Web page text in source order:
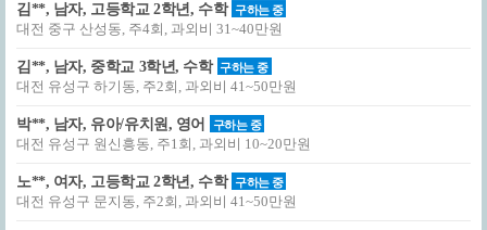
김**, 남자, 고등학교 2학년, 수학 구하는 중
대전 중구 산성동, 주4회, 과외비 31~40만원
김**, 남자, 중학교 3학년, 수학 구하는 중
대전 유성구 하기동, 주2회, 과외비 41~50만원
박**, 남자, 유아/유치원, 영어 구하는 중
대전 유성구 원신흥동, 주1회, 과외비 10~20만원
노**, 여자, 고등학교 2학년, 수학 구하는 중
대전 유성구 문지동, 주2회, 과외비 41~50만원